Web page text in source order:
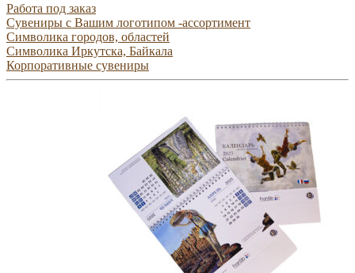
Работа под заказ
Сувениры с Вашим логотипом -ассортимент
Символика городов, областей
Символика Иркутска, Байкала
Корпоративные сувениры